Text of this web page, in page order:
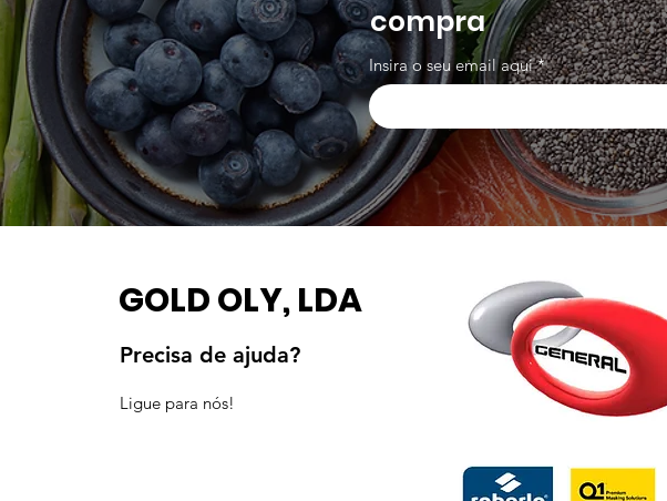
compra
Insira o seu email aqui
GOLD OLY, LDA
Precisa de ajuda?
Ligue para nós!